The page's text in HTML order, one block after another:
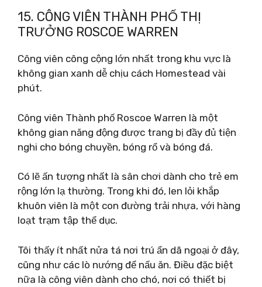
15. CÔNG VIÊN THÀNH PHỐ THỊ
TRƯỞNG ROSCOE WARREN
Công viên công cộng lớn nhất trong khu vực là
không gian xanh dễ chịu cách Homestead vài
phút.
Công viên Thành phố Roscoe Warren là một
không gian năng động được trang bị đầy đủ tiện
nghi cho bóng chuyền, bóng rổ và bóng đá.
Có lẽ ấn tượng nhất là sân chơi dành cho trẻ em
rộng lớn lạ thường. Trong khi đó, len lỏi khắp
khuôn viên là một con đường trải nhựa, với hàng
loạt trạm tập thể dục.
Tôi thấy ít nhất nửa tá nơi trú ẩn dã ngoại ở đây,
cũng như các lò nướng để nấu ăn. Điều đặc biệt
nữa là công viên dành cho chó, nơi có thiết bị